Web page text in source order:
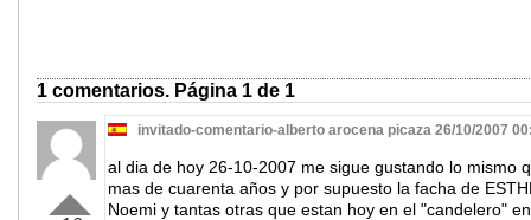
1 comentarios. Página 1 de 1
invitado-comentario-alberto arocena picaza 26/10/2007
al dia de hoy 26-10-2007 me sigue gustando lo mismo
mas de cuarenta años y por supuesto la facha de
Noemi y tantas otras que estan hoy en el "candelero"